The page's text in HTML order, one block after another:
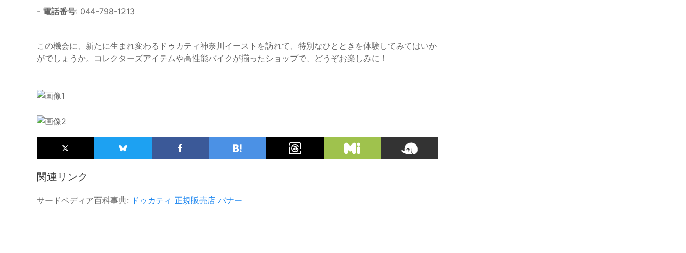
- 電話番号: 044-798-1213
この機会に、新たに生まれ変わるドゥカティ神奈川イーストを訪れて、特別なひとときを体験してみてはいか
がでしょうか。コレクターズアイテムや高性能バイクが揃ったショップで、どうぞお楽しみに！
関連リンク
サードペディア百科事典: ドゥカティ 正規販売店 バナー